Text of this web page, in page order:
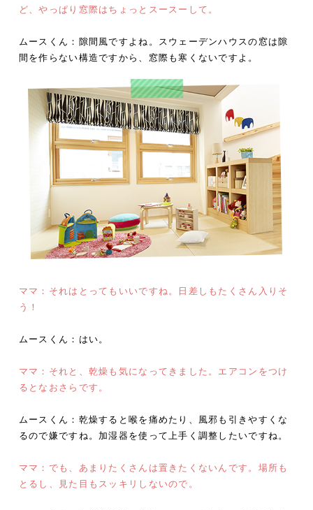
ど、やっぱり窓際はちょっとスースーして。
ムースくん：隙間風ですよね。スウェーデンハウスの窓は隙
間を作らない構造ですから、窓際も寒くないですよ。
ママ：それはとってもいいですね。日差しもたくさん入りそ
う！
ムースくん：はい。
ママ：それと、乾燥も気になってきました。エアコンをつけ
るとなおさらです。
ムースくん：乾燥すると喉を痛めたり、風邪も引きやすくな
るので嫌ですね。加湿器を使って上手く調整したいですね。
ママ：でも、あまりたくさんは置きたくないんです。場所も
とるし、見た目もスッキリしないので。